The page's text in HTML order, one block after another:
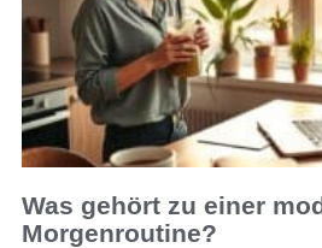
Was gehört zu einer
Morgenroutine?